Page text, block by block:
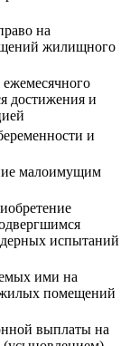
на
жилищного
достижения и
и
малоимущим
испытаний
ими на
жилых помещений
выплаты на